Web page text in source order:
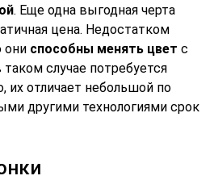
. Еще одна выгодная черта
цена. Недостатком
они способны менять цвет с
случае потребуется
их отличает небольшой по
другими технологиями срок